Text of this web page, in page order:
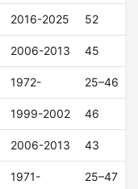
2016-2025 52
2006-2013 45
1972- 25–46
1999-2002 46
2006-2013 43
1971- 25–47